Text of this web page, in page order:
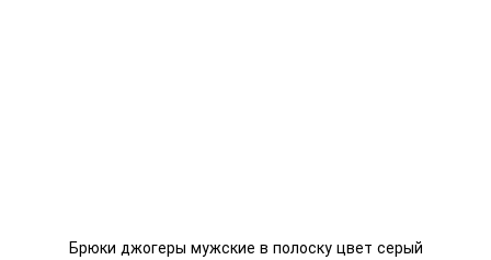
Брюки джогеры мужские в полоску цвет серый